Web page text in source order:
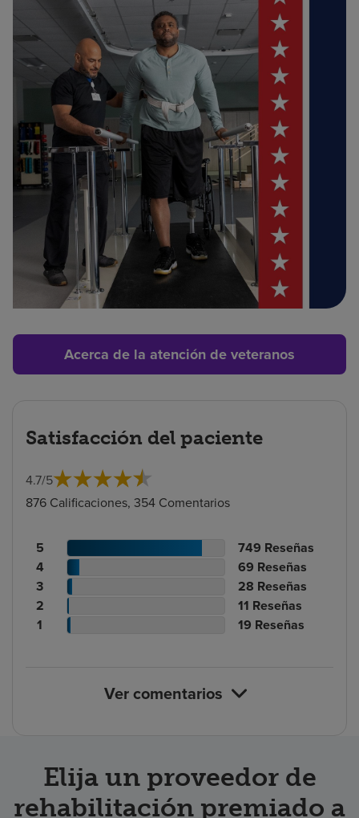
Acerca de la atención de veteranos
Satisfacción del paciente
4.7/5
876 Calificaciones, 354 Comentarios
Recuento
de
calificaciones
de
pacientes
5
N.º
de
reseñas
749 Reseñas
Recuento
de
calificaciones
de
4
N.º
de
reseñas
69 Reseñas
Recuento
de
calificaciones
3
N.º
de
reseñas
28 Reseñas
Recuento
de
2
N.º
de
11 Reseñas
Recuento
1
N.º
19 Reseñas
Ver comentarios
Elija un proveedor de
rehabilitación premiado a